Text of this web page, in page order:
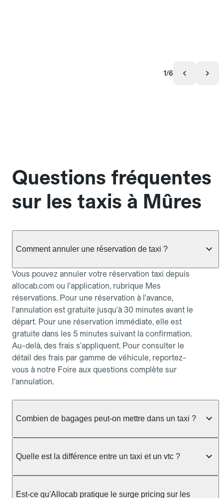
1/6
Questions fréquentes
sur les taxis à Mûres
Comment annuler une réservation de taxi ?
Vous pouvez annuler votre réservation taxi depuis
allocab.com ou l'application, rubrique Mes
réservations. Pour une réservation à l'avance,
l'annulation est gratuite jusqu'à 30 minutes avant le
départ. Pour une réservation immédiate, elle est
gratuite dans les 5 minutes suivant la confirmation.
Au-delà, des frais s'appliquent. Pour consulter le
détail des frais par gamme de véhicule, reportez-
vous à notre Foire aux questions complète sur
l'annulation.
Combien de bagages peut-on mettre dans un taxi ?
taxi berline accueille en général jusqu'à 3 bagages
ou nombreux, précisez-le dans le champ "Message
au chauffeur" lors de la réservation. Le prix n'est
Quelle est la différence entre un taxi et un vtc ?
prendre en charge directement dans la rue, à une
Est-ce qu'Allocab pratique le surge pricing sur les